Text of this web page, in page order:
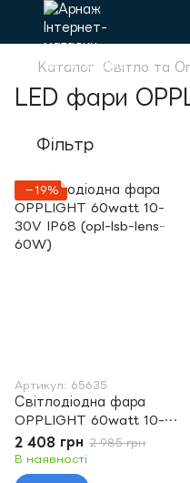
Каталог Світло та
LED фари
Фільтр
−19%
Артикул: 65635
Світлодіодна фара
OPPLIGHT 60watt 10-
30V IP68 (opl-lsb-lens-
60W)
2 408 грн 2 985 грн
В наявності